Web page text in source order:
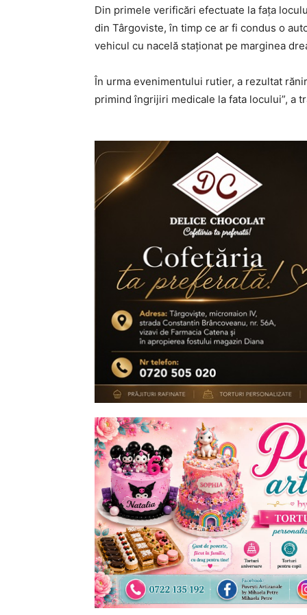
Din primele verificări efectuate la fața
din Târgoviste, în timp ce ar fi condus o
vehicul cu nacelă staționat pe marginea
În urma evenimentului rutier, a rezultat
primind îngrijiri medicale la fata locului”, a